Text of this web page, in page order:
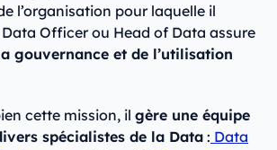
l’organisation pour laquelle il
Officer ou Head of Data assure
gouvernance et de l’utilisation
cette mission, il gère une équipe
spécialistes de la Data : Data